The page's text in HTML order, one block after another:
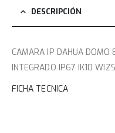
DESCRIPCIÓN
CAMARA IP DAHUA
INTEGRADO IP67 IK10
FICHA TECNICA